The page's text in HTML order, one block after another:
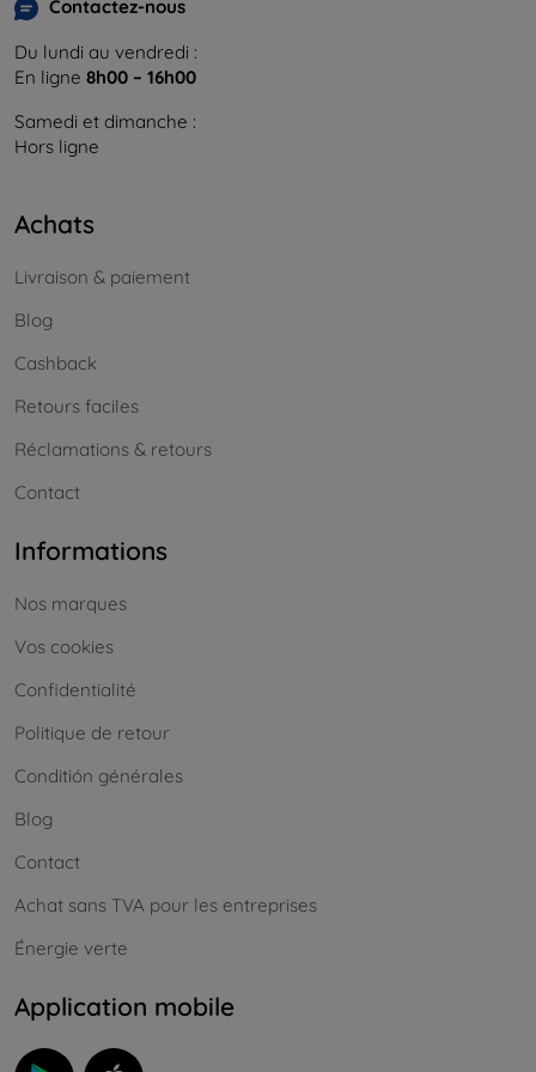
Contactez-nous
Du lundi au vendredi :
En ligne 8h00 – 16h00
Samedi et dimanche :
Hors ligne
Achats
Livraison & paiement
Blog
Cashback
Retours faciles
Réclamations & retours
Contact
Informations
Nos marques
Vos cookies
Confidentialité
Politique de retour
Conditión générales
Blog
Contact
Achat sans TVA pour les entreprises
Énergie verte
Application mobile